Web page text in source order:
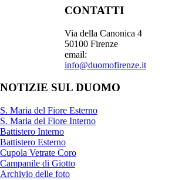
CONTATTI
Via della Canonica 4
50100 Firenze
email:
info@duomofirenze.it
NOTIZIE SUL DUOMO
S. Maria del Fiore Esterno
S. Maria del Fiore Interno
Battistero Interno
Battistero Esterno
Cupola Vetrate Coro
Campanile di Giotto
Archivio delle foto